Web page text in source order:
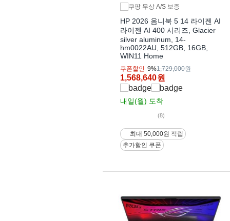
HP 2026 옴니북 5 14 라이젠 AI
라이젠 AI 400 시리즈, Glacier
silver aluminum, 14-
hm0022AU, 512GB, 16GB,
WIN11 Home
쿠폰할인 9%1,729,000원
1,568,640원
내일(월) 도착
(8)
최대 50,000원 적립
추가할인 쿠폰